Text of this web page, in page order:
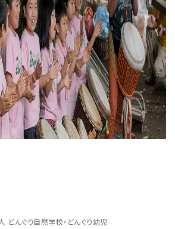
どんぐり自然学校・どんぐり幼児